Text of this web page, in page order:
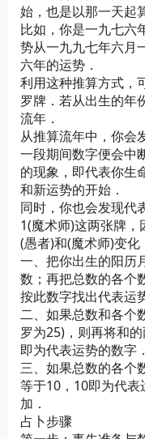
始，也是以那一天起
比如，你是一九七六
势从一九九七年六月
六年的运势．
利用这种推算方式，
罗牌．若从出生的年
流年．
从推算流年中，你会
一段期间数字便会中
的现象，即代表你生
和新运势的开始．
同时，你也会发现代
1(魔术师)这两张牌
(愚者)和(魔术师)变化
一、把你出生的阳历
数；再把总数的各个
按此数字找出代表运
二、如果总数和各个
罗为25)，则再将和
即为代表运势的数字．
三、如果总数的各个
等于10，10即为代
加．
占卜步骤